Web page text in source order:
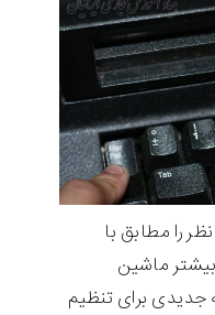
را مطابق با
بیشتر ماشین
جدیدی برای تنظیم